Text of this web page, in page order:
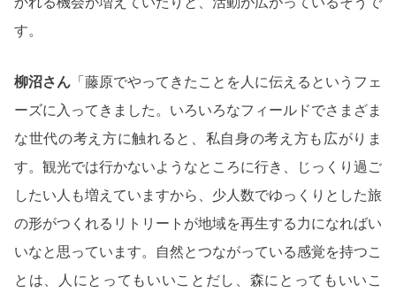
す。
柳沼さん 「藤原でやってきたことを人に伝えるというフェ
ーズに入ってきました。いろいろなフィールドでさまざま
な世代の考え方に触れると、私自身の考え方も広がりま
す。観光では行かないようなところに行き、じっくり過ご
したい人も増えていますから、少人数でゆっくりとした旅
の形がつくれるリトリートが地域を再生する力になればい
いなと思っています。自然とつながっている感覚を持つこ
とは、人にとってもいいことだし、森にとってもいいこ